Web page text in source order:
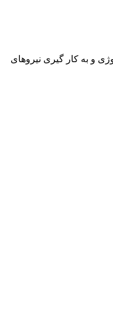
تکنولوژی و به کار گیری نیروهای